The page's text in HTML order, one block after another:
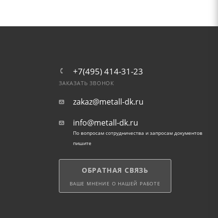
+7(495) 414-31-23
ЗАКАЗАТЬ ЗВОНОК
zakaz@metall-dk.ru
info@metall-dk.ru
По вопросам сотрудничества и запросам документов
пишите
ОБРАТНАЯ СВЯЗЬ
ВАШЕ МНЕНИЕ О НАШЕЙ РАБОТЕ